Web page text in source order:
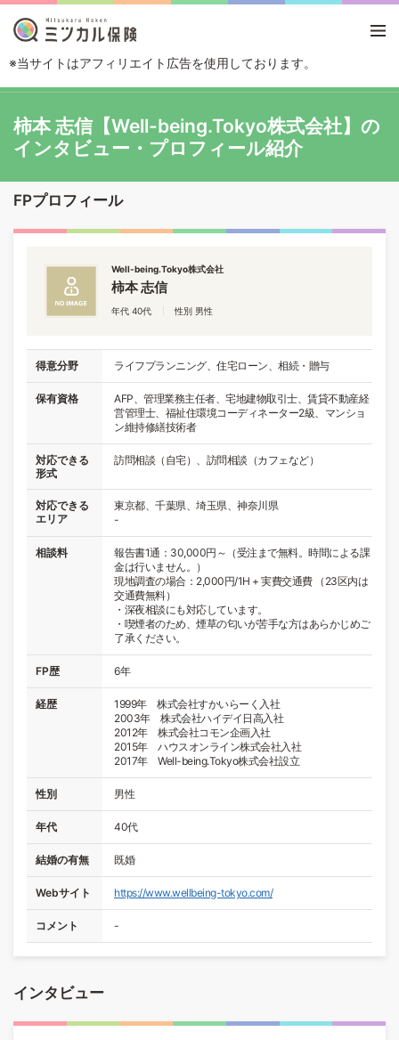
※当サイトはアフィリエイト広告を使用しております。
FP(ファイナンシャルプランナー)に相談する 柿本 志信【Well-
柿本 志信【Well-being.Tokyo株式会社】の
インタビュー・プロフィール紹介
FPプロフィール
Well-being.Tokyo株式会社
柿本 志信
年代 40代 性別 男性
得意分野 ライフプランニング、住宅ローン、相続・贈与
保有資格
AFP、管理業務主任者、宅地建物取引士、賃貸不動産経
営管理士、福祉住環境コーディネーター2級、マンショ
ン維持修繕技術者
対応できる
形式
訪問相談（自宅）、訪問相談（カフェなど）
対応できる
エリア
東京都、千葉県、埼玉県、神奈川県
-
相談料
報告書1通：30,000円～（受注まで無料。時間による課
金は行いません。）
現地調査の場合：2,000円/1H + 実費交通費 （23区内は
交通費無料）
・深夜相談にも対応しています。
・喫煙者のため、煙草の匂いが苦手な方はあらかじめご
了承ください。
FP歴 6年
経歴
1999年 株式会社すかいらーく入社
2003年 株式会社ハイデイ日高入社
2012年 株式会社コモン企画入社
2015年 ハウスオンライン株式会社入社
2017年 Well-being.Tokyo株式会社設立
性別 男性
年代 40代
結婚の有無 既婚
Webサイト https://www.wellbeing-tokyo.com/
コメント -
インタビュー